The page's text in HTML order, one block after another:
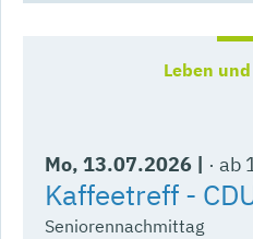
Mo, 13.07.2026 | ab
Kaffeetreff -
Seniorennachmittag